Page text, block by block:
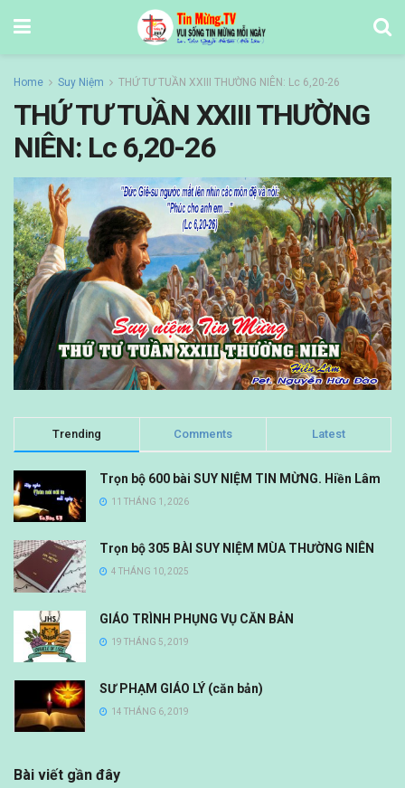
Home Suy Niệm THỨ TƯ TUẦN XXIII THƯỜNG NIÊN: Lc 6,20-26
THỨ TƯ TUẦN XXIII THƯỜNG
NIÊN: Lc 6,20-26
Trending Comments Latest
Trọn bộ 600 bài SUY NIỆM TIN MỪNG. Hiền Lâm
11 THÁNG 1, 2026
Trọn bộ 305 BÀI SUY NIỆM MÙA THƯỜNG NIÊN
4 THÁNG 10, 2025
GIÁO TRÌNH PHỤNG VỤ CĂN BẢN
19 THÁNG 5, 2019
SƯ PHẠM GIÁO LÝ (căn bản)
14 THÁNG 6, 2019
Bài viết gần đây